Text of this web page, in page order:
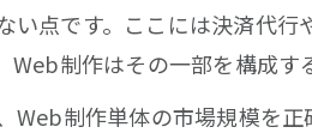
い点です。ここには決済代
Web制作はその一部を構成す
Web制作単体の市場規模を